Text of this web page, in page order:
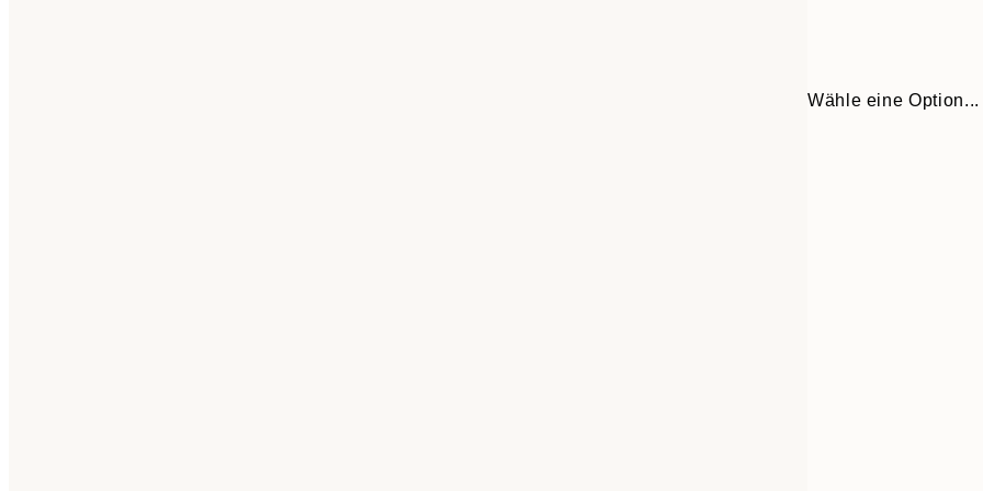
Wähle eine Option...